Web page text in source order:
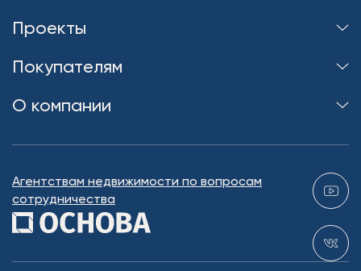
Проекты
Покупателям
О компании
Агентствам недвижимости по вопросам
сотрудничества